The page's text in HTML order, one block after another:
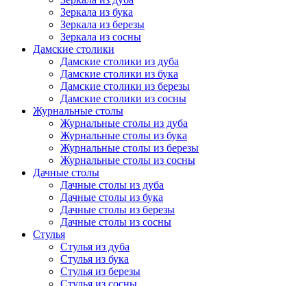
Зеркала из бука
Зеркала из березы
Зеркала из сосны
Дамские столики
Дамские столики из дуба
Дамские столики из бука
Дамские столики из березы
Дамские столики из сосны
Журнальные столы
Журнальные столы из дуба
Журнальные столы из бука
Журнальные столы из березы
Журнальные столы из сосны
Дачные столы
Дачные столы из дуба
Дачные столы из бука
Дачные столы из березы
Дачные столы из сосны
Стулья
Стулья из дуба
Стулья из бука
Стулья из березы
Стулья из сосны